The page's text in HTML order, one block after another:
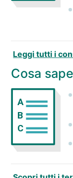
Leggi tutti i
Cosa
A
B
C